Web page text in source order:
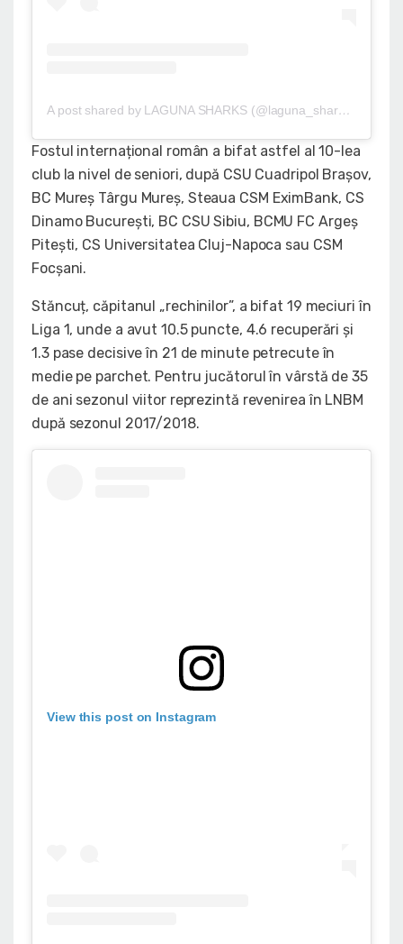
A post shared by LAGUNA SHARKS (@laguna_sharks_basketball)
Fostul internațional român a bifat astfel al 10-lea
club la nivel de seniori, după CSU Cuadripol Brașov,
BC Mureș Târgu Mureș, Steaua CSM EximBank, CS
Dinamo București, BC CSU Sibiu, BCMU FC Argeș
Pitești, CS Universitatea Cluj-Napoca sau CSM
Focșani.
Stăncuț, căpitanul „rechinilor”, a bifat 19 meciuri în
Liga 1, unde a avut 10.5 puncte, 4.6 recuperări și
1.3 pase decisive în 21 de minute petrecute în
medie pe parchet. Pentru jucătorul în vârstă de 35
de ani sezonul viitor reprezintă revenirea în LNBM
după sezonul 2017/2018.
View this post on Instagram